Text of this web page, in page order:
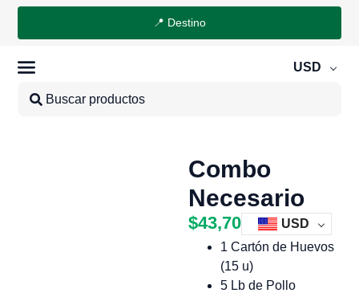
📍 Destino
USD
Combo
Necesario
$43,70
USD
1 Cartón de Huevos
(15 u)
5 Lb de Pollo